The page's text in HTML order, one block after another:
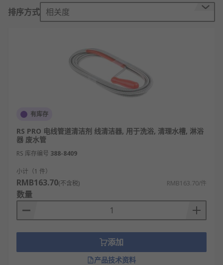
通剂辅助工具等，具有操作便捷、适配性强、维护成
本低等优势，是保障管道系统正常运行的必备工具，
管道疏通工具的工作原理
管道疏通器通过旋转的弹簧钻头或高压水射
管道疏通剂利用强碱或强酸性化学物质，与堵
塞物（如油脂、毛发）发生化学反应使其分
解。
皮搋子通过向下压和向上提拉，在管道内产生
正压和负压，利用气压冲击疏通堵塞。
高压清洗机通过高压泵产生极高压力的水流，
利用水射流的剪切力冲走管壁污垢。
管道内窥镜通过前端摄像头拍摄管道内部影
手摇疏通器通过人力摇动手柄，带动前端的钢
丝软管旋转，钩出或搅碎堵塞物。
排序方式 相关度
有库存
RS PRO 电线管道清洁剂 线清洁器, 用于洗浴, 清理水槽, 淋浴
器 废水管
RS 库存编号 388-8409
小计（1 件）
RMB163.70(不含税) RMB163.70/件
数量
添加
产品技术资料